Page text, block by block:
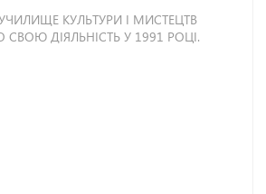
КУЛЬТУРИ І МИСТЕЦТВ
ДІЯЛЬНІСТЬ У 1991 РОЦІ.